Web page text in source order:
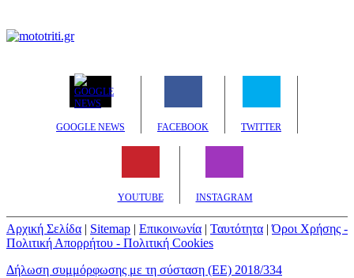
GOOGLE NEWS FACEBOOK TWITTER
YOUTUBE INSTAGRAM
Αρχική Σελίδα | Sitemap | Επικοινωνία | Ταυτότητα |Όροι Χρήσης -
Πολιτική Απορρήτου - Πολιτική Cookies
Δήλωση συμμόρφωσης με τη σύσταση (ΕΕ) 2018/334